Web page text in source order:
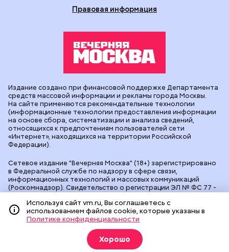
Правовая информация
Сетевое издание "Вечерняя Москва" (18+) зарегистрировано
в Федеральной службе по надзору в сфере связи,
информационных технологий и массовых коммуникаций
(Роскомнадзор). Свидетельство о регистрации ЭЛ № ФС 77 -
"Вечерняя Москва". Главный редакторvm.ru: Александр
Геннадьевич Глуходедов. Адрес редакции: 127015, г.Москва,
Бумажный пр-д, д. 14, стр. 2. Телефон:+7(499)557-04-24
. Почта для связи с редакцией сайта:
Издание создано при финансовой поддержке Департамента
средств массовой информации и рекламы города Москвы.
На сайте применяются рекомендательные технологии
(информационные технологии предоставления информации
на основе сбора, систематизации и анализа сведений,
относящихся к предпочтениям пользователей сети
«Интернет», находящихся на территории Российской
Федерации).
Используя сайт vm.ru, Вы соглашаетесь с
использованием файлов cookie, которые указаны в
Политике конфиденциальности
Хорошо